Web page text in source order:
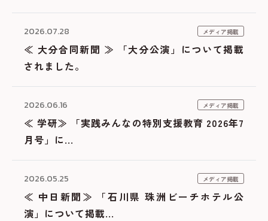
2026.07.28 メディア掲載
≪ 大分合同新聞 ≫ 「大分公演」について掲載
されました。
2026.06.16 メディア掲載
≪ 学研≫ 「実践みんなの特別支援教育 2026年7
月号」に...
2026.05.25 メディア掲載
≪ 中日新聞≫ 「石川県 珠洲ビーチホテル公
演」について掲載...